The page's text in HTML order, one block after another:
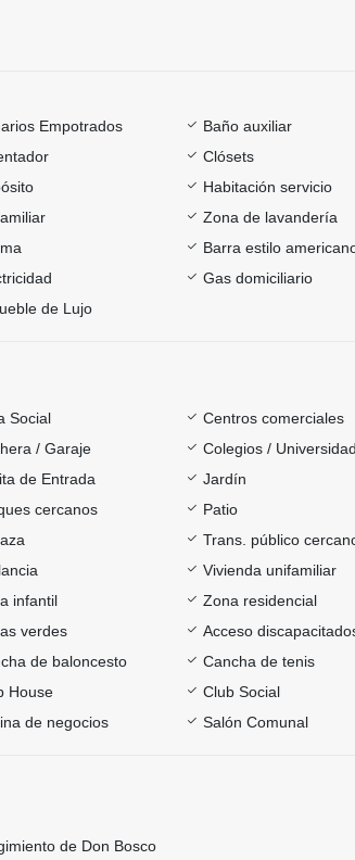
Empotrados
Baño auxiliar
Clósets
Habitación servicio
Zona de lavandería
Barra estilo
Gas domiciliario
de Lujo
Social
Centros comerciales
/ Garaje
Colegios /
de Entrada
Jardín
cercanos
Patio
Trans. público
Vivienda unifamiliar
infantil
Zona residencial
verdes
Acceso
de baloncesto
Cancha de tenis
House
Club Social
de negocios Salón Comunal
de Don Bosco